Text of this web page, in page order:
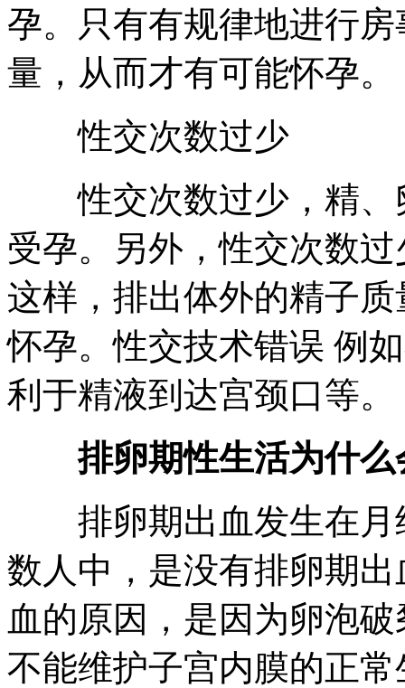
孕。只有有规律地进行
量，从而才有可能怀孕。
性交次数过少
性交次数过少，精、
受孕。另外，性交次数
这样，排出体外的精子
怀孕。性交技术错误 例
利于精液到达宫颈口等。
排卵期性生活为什
排卵期出血发生在月
数人中，是没有排卵期
血的原因，是因为卵泡
不能维护子宫内膜的正